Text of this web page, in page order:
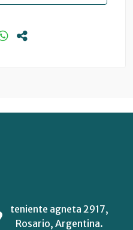
teniente agneta 2917,
Rosario, Argentina.